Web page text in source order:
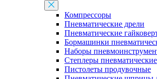
Компрессоры
Пневматические дрели
Пневматические
Бормашинки
Наборы
Степлеры пневматические
Пистолеты продувочные